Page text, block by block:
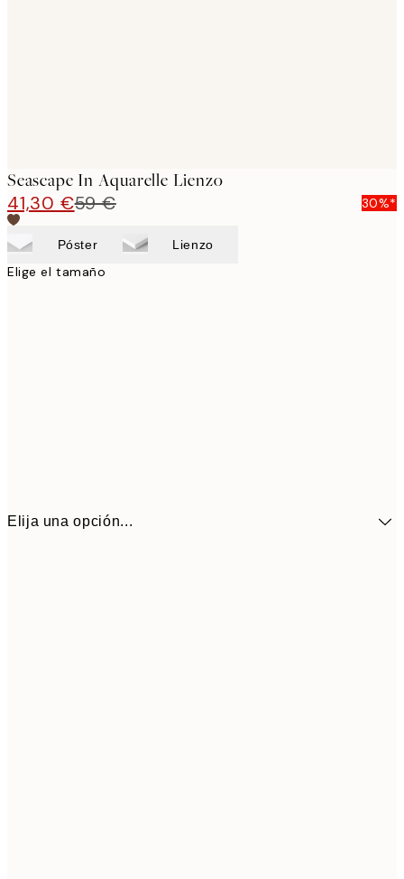
Seascape In Aquarelle Lienzo
41,30 €59 € 30%*
Póster Lienzo
Elige el tamaño
Elija una opción...